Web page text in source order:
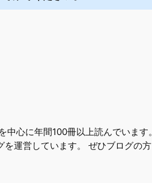
中心に年間100冊以上読んでいま
運営しています。 ぜひブログの方